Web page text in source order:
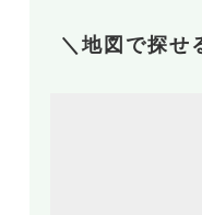
＼地図で探せ